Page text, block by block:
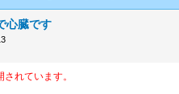
心臓です
れています。